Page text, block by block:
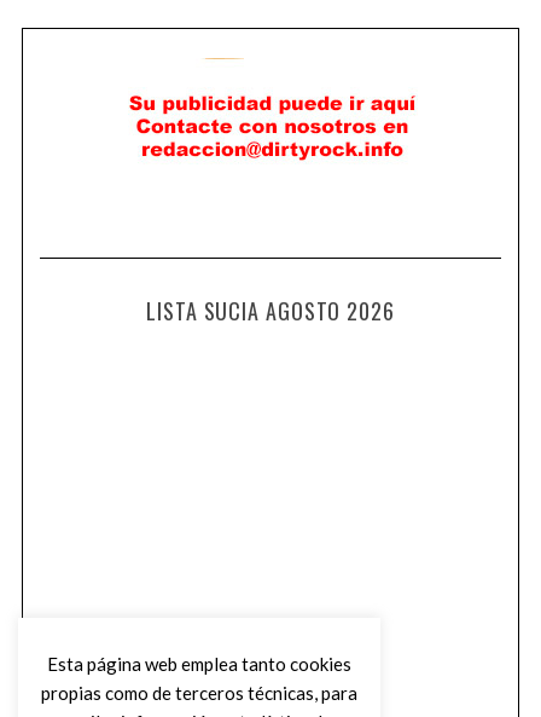
LISTA SUCIA AGOSTO 2026
Esta página web emplea tanto cookies
propias como de terceros técnicas, para